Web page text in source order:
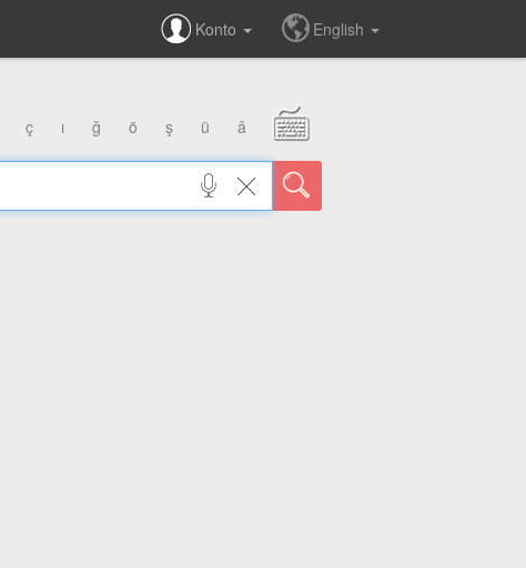
Konto English
ç ı ğ ö ş ü â